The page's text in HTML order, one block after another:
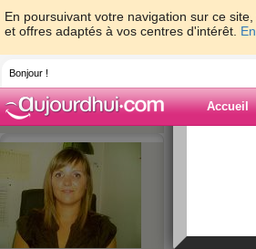
En poursuivant votre navigation sur ce
et offres adaptés à vos centres d'intérêt.
Bonjour !
Accueil